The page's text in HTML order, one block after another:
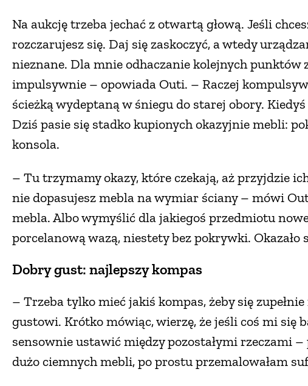
Na aukcję trzeba jechać z otwartą głową. Jeśli
rozczarujesz się. Daj się zaskoczyć, a wtedy
nieznane. Dla mnie odhaczanie kolejnych punktów
impulsywnie – opowiada Outi. – Raczej
ścieżką wydeptaną w śniegu do starej obory.
Dziś pasie się stadko kupionych okazyjnie mebli:
konsola.
– Tu trzymamy okazy, które czekają, aż przyjdzie
nie dopasujesz mebla na wymiar ściany – mówi
mebla. Albo wymyślić dla jakiegoś przedmiotu
porcelanową wazą, niestety bez pokrywki. Okazało
Dobry gust: najlepszy kompas
– Trzeba tylko mieć jakiś kompas, żeby się
gustowi. Krótko mówiąc, wierzę, że jeśli coś mi się
sensownie ustawić między pozostałymi rzeczami
dużo ciemnych mebli, po prostu przemalowałam